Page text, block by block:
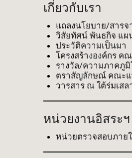
เกี่ยวกับเรา
แถลงนโยบาย/สาร
วิสัยทัศน์ พันธกิจ แผ
ประวัติความเป็นมา
โครงสร้างองค์กร ค
รางวัล/ความภาคภูมิ
ตราสัญลักษณ์ คณะ
วารสาร ณ ใต้ร่มเส
หน่วยงานอิสระฯ
หน่วยตรวจสอบภาย